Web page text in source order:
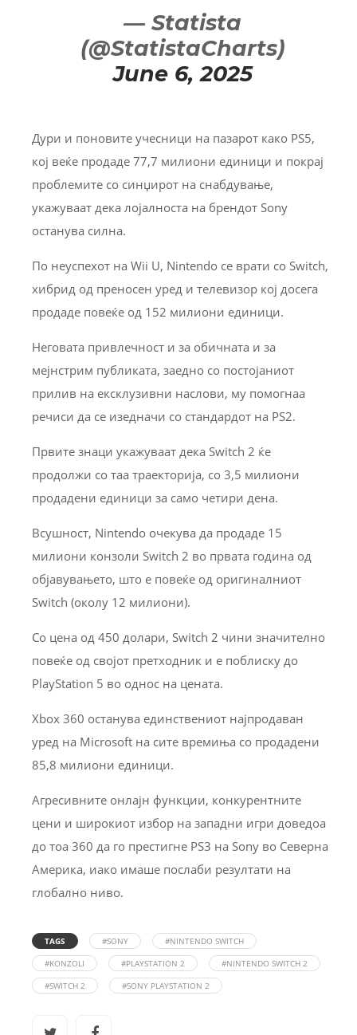
— Statista
(@StatistaCharts)
June 6, 2025
Дури и поновите учесници на пазарот како PS5,
кој веќе продаде 77,7 милиони единици и покрај
проблемите со синџирот на снабдување,
укажуваат дека лојалноста на брендот Sony
останува силна.
По неуспехот на Wii U, Nintendo се врати со Switch,
хибрид од преносен уред и телевизор кој досега
продаде повеќе од 152 милиони единици.
Неговата привлечност и за обичната и за
мејнстрим публиката, заедно со постојаниот
прилив на ексклузивни наслови, му помогнаа
речиси да се изедначи со стандардот на PS2.
Првите знаци укажуваат дека Switch 2 ќе
продолжи со таа траекторија, со 3,5 милиони
продадени единици за само четири дена.
Всушност, Nintendo очекува да продаде 15
милиони конзоли Switch 2 во првата година од
објавувањето, што е повеќе од оригиналниот
Switch (околу 12 милиони).
Со цена од 450 долари, Switch 2 чини значително
повеќе од својот претходник и е поблиску до
PlayStation 5 во однос на цената.
Xbox 360 останува единствениот најпродаван
уред на Microsoft на сите времиња со продадени
85,8 милиони единици.
Агресивните онлајн функции, конкурентните
цени и широкиот избор на западни игри доведоа
до тоа 360 да го престигне PS3 на Sony во Северна
Америка, иако имаше послаби резултати на
глобално ниво.
TAGS #SONY
#NINTENDO SWITCH
#KONZOLI
#PLAYSTATION 2
#NINTENDO SWITCH 2
#SWITCH 2
#SONY PLAYSTATION 2